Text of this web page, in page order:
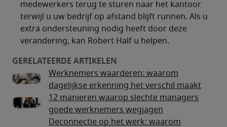
medewerkers terug te sturen naar het kantoor
terwijl u uw bedrijf op afstand blijft runnen. Als u
extra ondersteuning nodig heeft door deze
verandering, kan Robert Half u helpen.
Werknemers waarderen: waarom
dagelijkse erkenning het verschil maakt
12 manieren waarop slechte managers
goede werknemers wegjagen
Deconnectie op het werk: waarom